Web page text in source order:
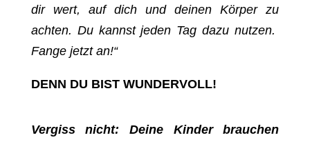
dir wert, auf dich und deinen Körper zu
achten. Du kannst jeden Tag dazu nutzen.
Fange jetzt an!“
DENN DU BIST WUNDERVOLL!
Vergiss nicht: Deine Kinder brauchen